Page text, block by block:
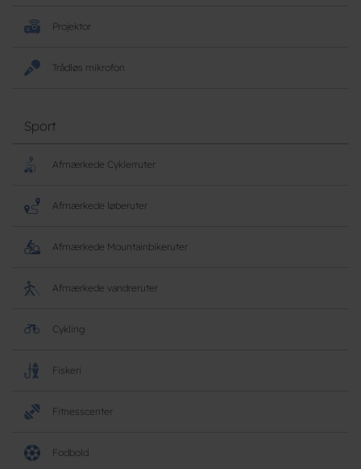
Projektor
Trådløs mikrofon
Sport
Afmærkede Cyklerruter
Afmærkede løberuter
Afmærkede Mountainbikeruter
Afmærkede vandreruter
Cykling
Fiskeri
Fitnesscenter
Fodbold